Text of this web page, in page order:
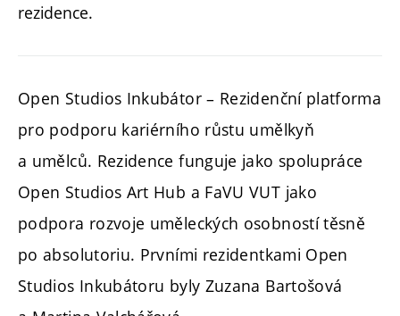
rezidence.
Open Studios Inkubátor – Rezidenční platforma
pro podporu kariérního růstu umělkyň
a umělců. Rezidence funguje jako spolupráce
Open Studios Art Hub a FaVU VUT jako
podpora rozvoje uměleckých osobností těsně
po absolutoriu. Prvními rezidentkami Open
Studios Inkubátoru byly Zuzana Bartošová